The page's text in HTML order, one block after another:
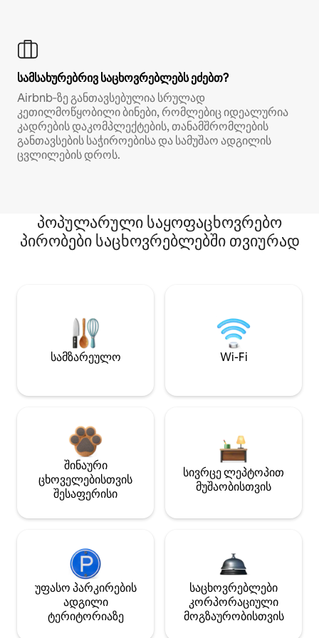
სამსახურებრივ საცხოვრებლებს ეძებთ?
Airbnb‑ზე განთავსებულია სრულად
კეთილმოწყობილი ბინები, რომლებიც იდეალურია
კადრების დაკომპლექტების, თანამშრომლების
განთავსების საჭიროებისა და სამუშაო ადგილის
ცვლილების დროს.
პოპულარული საყოფაცხოვრებო
პირობები საცხოვრებლებში თვიურად
სამზარეულო Wi-Fi
შინაური
ცხოველებისთვის
შესაფერისი
სივრცე ლეპტოპით
მუშაობისთვის
უფასო პარკირების
ადგილი
ტერიტორიაზე
საცხოვრებლები
კორპორაციული
მოგზაურობისთვის